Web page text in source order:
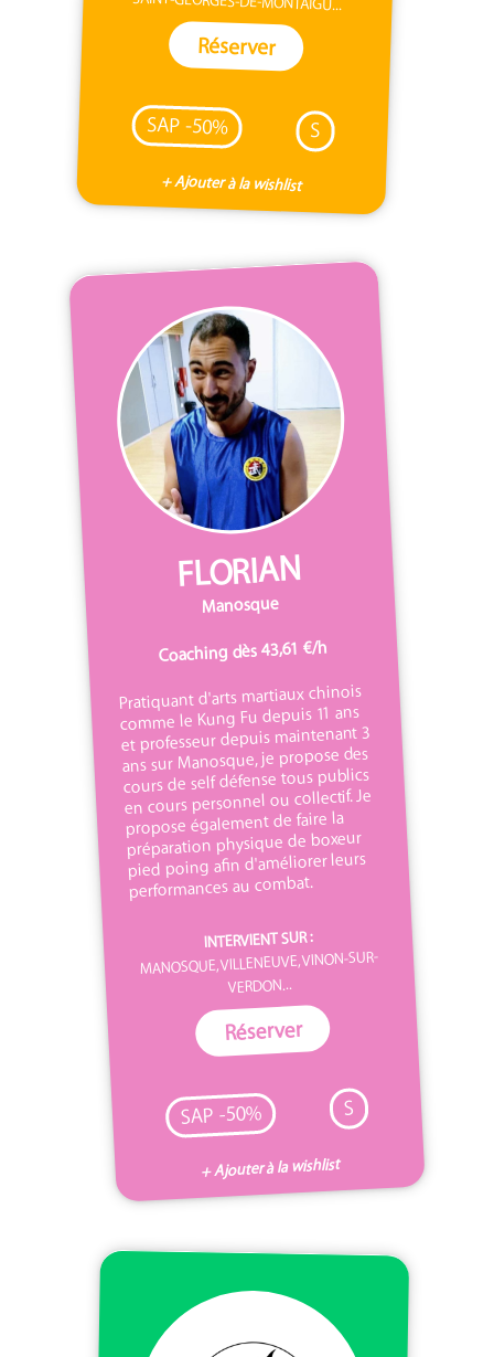
Réserver
SAP -50% S
+ Ajouter à la wishlist
FLORIAN
Manosque
Coaching dès 43,61 €/h
Pratiquant d'arts martiaux chinois
comme le Kung Fu depuis 11 ans
et professeur depuis maintenant 3
ans sur Manosque, je propose des
cours de self défense tous publics
en cours personnel ou collectif. Je
propose également de faire la
préparation physique de boxeur
pied poing afin d'améliorer leurs
performances au combat.
INTERVIENT SUR :
MANOSQUE, VILLENEUVE, VINON-SUR-
VERDON...
Réserver
SAP -50% S
+ Ajouter à la wishlist